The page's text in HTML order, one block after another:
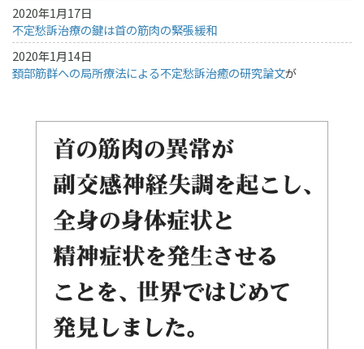
2020年1月17日
不定愁訴治療の鍵は首の筋肉の緊張緩和
2020年1月14日
頚部筋群への局所療法による不定愁訴治癒の研究論文が
事が掲載されました。
2019年12月23日
読売新聞・西部版のくらし家庭面に「スマホ首に注意①」として
松井医師の記事が掲載されました。
2019年10月18日
週刊朝日「名医が教える日本人の病気最新治療」にむち打ち症に
よる、松井医師の「首こり病」不定愁訴治療の記事が掲載されま
HealthPress（ヘルスプレス）に、ムチウチに伴う数々の不定愁